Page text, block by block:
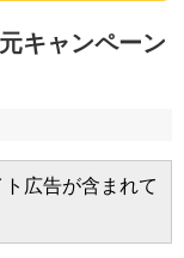
キャンペーン
広告が含まれて